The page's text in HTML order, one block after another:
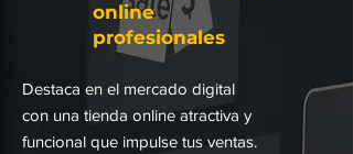
online
profesionales
Destaca en el mercado digital
con una tienda online atractiva y
funcional que impulse tus ventas.